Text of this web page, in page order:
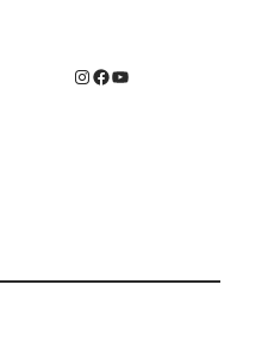
Instagram
Facebook
YouTube